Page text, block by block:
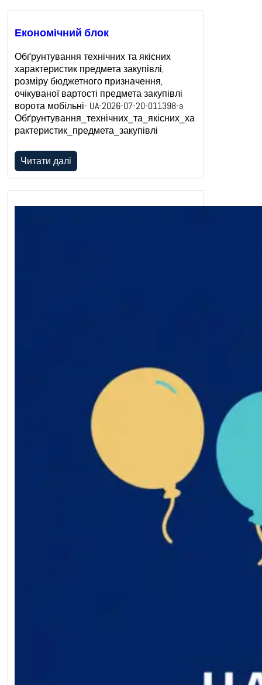
Економічний блок
Обґрунтування технічних та якісних
характеристик предмета закупівлі,
розміру бюджетного призначення,
очікуваної вартості предмета закупівлі
ворота мобільні- UA-2026-07-20-011398-a
Обґрунтування_технічних_та_якісних_ха
рактеристик_предмета_закупівлі
Читати далі